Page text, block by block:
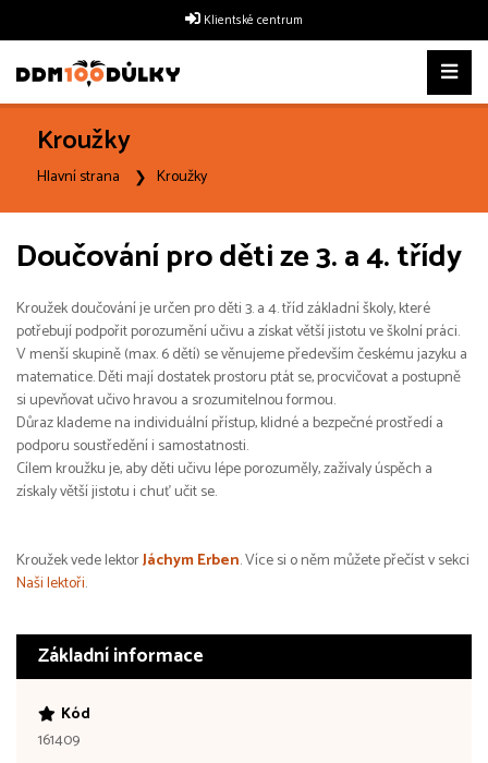
Klientské centrum
Kroužky
Hlavní strana Kroužky
Doučování pro děti ze 3. a 4. třídy
Kroužek doučování je určen pro děti 3. a 4. tříd základní školy, které
potřebují podpořit porozumění učivu a získat větší jistotu ve školní práci.
V menší skupině (max. 6 dětí) se věnujeme především českému jazyku a
matematice. Děti mají dostatek prostoru ptát se, procvičovat a postupně
si upevňovat učivo hravou a srozumitelnou formou.
Důraz klademe na individuální přístup, klidné a bezpečné prostředí a
podporu soustředění i samostatnosti.
Cílem kroužku je, aby děti učivu lépe porozuměly, zažívaly úspěch a
získaly větší jistotu i chuť učit se.
Kroužek vede lektorJáchym Erben. Více si o něm můžete přečíst v sekci
Naši lektoři.
Základní informace
Kód
161409